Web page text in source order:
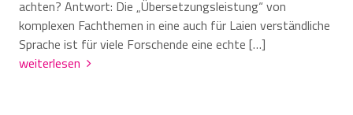
achten? Antwort: Die „Übersetzungsleistung“ von
komplexen Fachthemen in eine auch für Laien verständliche
Sprache ist für viele Forschende eine echte […]
weiterlesen